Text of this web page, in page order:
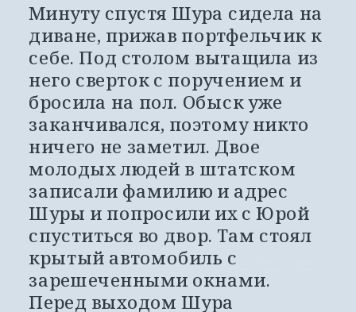
Минуту спустя Шура сидела на
диване, прижав портфельчик к
себе. Под столом вытащила из
него сверток с поручением и
бросила на пол. Обыск уже
заканчивался, поэтому никто
ничего не заметил. Двое
молодых людей в штатском
записали фамилию и адрес
Шуры и попросили их с Юрой
спуститься во двор. Там стоял
крытый автомобиль с
зарешеченными окнами.
Перед выходом Шура